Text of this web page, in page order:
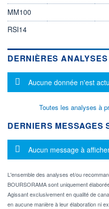
MM100
RSI14
DERNIÈRES ANALYSES
Message d'information
Aucune donnée n'est
Toutes les analyses à
DERNIERS MESSAGES
Message d'information
Aucun message à
L'ensemble des analyses et/ou
BOURSORAMA sont uniquement
Agissant exclusivement en qualité de
en aucune manière à leur élaboration ni